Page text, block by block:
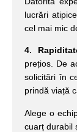
lucrări
cel mai mic
4.
prețios. De
solicitări în
prindă viață
Alege o
cuarț durabil